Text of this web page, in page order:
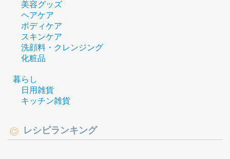
美容グッズ
ヘアケア
ボディケア
スキンケア
洗顔料・クレンジング
化粧品
暮らし
日用雑貨
キッチン雑貨
レシピランキング